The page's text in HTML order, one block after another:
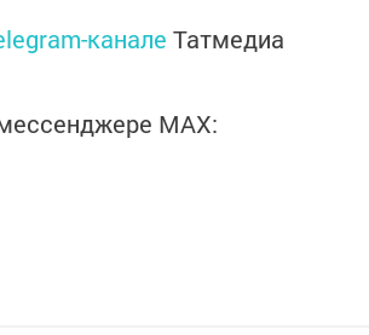
канале Татмедиа
MАХ: